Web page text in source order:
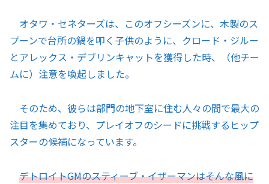
オタワ・セネターズは、このオフシーズンに、木製のス
プーンで台所の鍋を叩く子供のように、クロード・ジルー
とアレックス・デブリンキャットを獲得した時、（他チー
ムに）注意を喚起しました。
そのため、彼らは部門の地下室に住む人々の間で最大の
注目を集めており、プレイオフのシードに挑戦するヒップ
スターの候補になっています。
デトロイトGMのスティーブ・イザーマンはそんな風に